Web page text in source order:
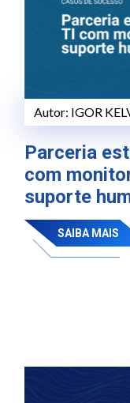
Autor: IGOR
Parceria
com
suporte
SAIBA MAIS